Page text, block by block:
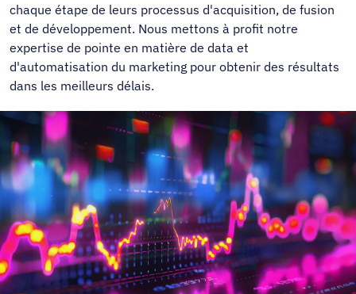
chaque étape de leurs processus d'acquisition, de fusion
et de développement. Nous mettons à profit notre
expertise de pointe en matière de data et
d'automatisation du marketing pour obtenir des résultats
dans les meilleurs délais.